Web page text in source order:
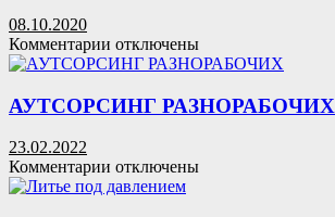
после
которых
просто
08.10.2020
Комментарии к
записи
В
Исландии
прозрачный
отель,
предлагающий
отключены
АУТСОРСИНГ РАЗНОРАБОЧИХ
23.02.2022
Комментарии к
записи
отключены